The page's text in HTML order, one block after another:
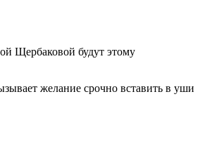
Щербаковой будут этому
желание срочно вставить в уши